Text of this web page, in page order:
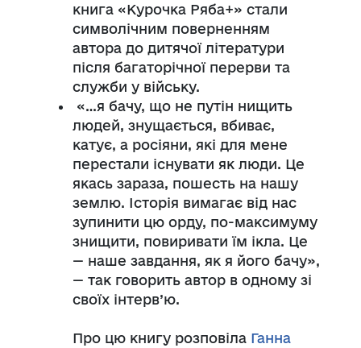
книга «Курочка Ряба+» стали
символічним поверненням
автора до дитячої літератури
після багаторічної перерви та
служби у війську.
«…я бачу, що не путін нищить
людей, знущається, вбиває,
катує, а росіяни, які для мене
перестали існувати як люди. Це
якась зараза, пошесть на нашу
землю. Історія вимагає від нас
зупинити цю орду, по-максимуму
знищити, повиривати їм ікла. Це
— наше завдання, як я його бачу»,
— так говорить автор в одному зі
своїх інтерв’ю.
Про цю книгу розповіла Ганна